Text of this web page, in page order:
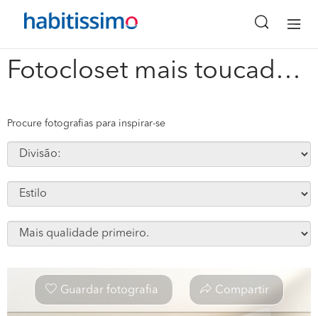
Fotocloset mais toucador #278708
x
Procure fotografias para inspirar-se
Guardar fotografia Compartir